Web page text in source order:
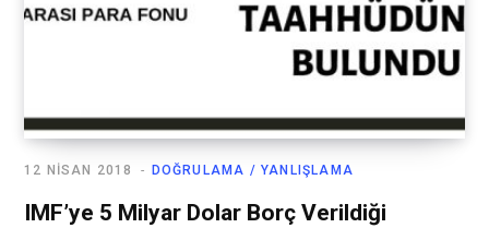
DOĞRULAMA / YANLIŞLAMA
12 NISAN 2018
IMF’ye 5 Milyar Dolar Borç Verildiği